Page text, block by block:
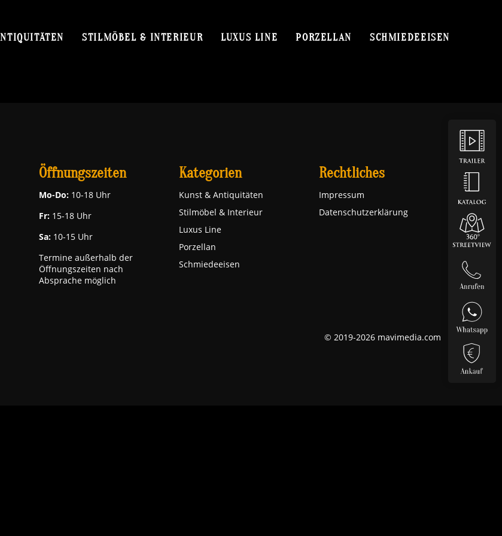
STILMÖBEL & INTERIEUR LUXUS LINE PORZELLAN SCHMIEDEEISEN
Öffnungszeiten
Mo-Do: 10-18 Uhr
Fr: 15-18 Uhr
Sa: 10-15 Uhr
Termine außerhalb der
Öffnungszeiten nach
Absprache möglich
Kategorien
Kunst & Antiquitäten
Stilmöbel & Interieur
Luxus Line
Porzellan
Schmiedeeisen
Rechtliches
Impressum
Datenschutzerklärung
© 2019-2026 mavimedia.com